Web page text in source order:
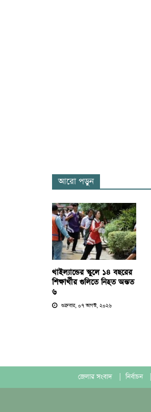
আরো পড়ুন
থাইল্যান্ডের স্কুলে ১৪ বছরের
শিক্ষার্থীর গুলিতে নিহত অন্তত
৬
শুক্রবার, ০৭ আগস্ট, ২০২৬
জেলার সংবাদ নির্বাচন